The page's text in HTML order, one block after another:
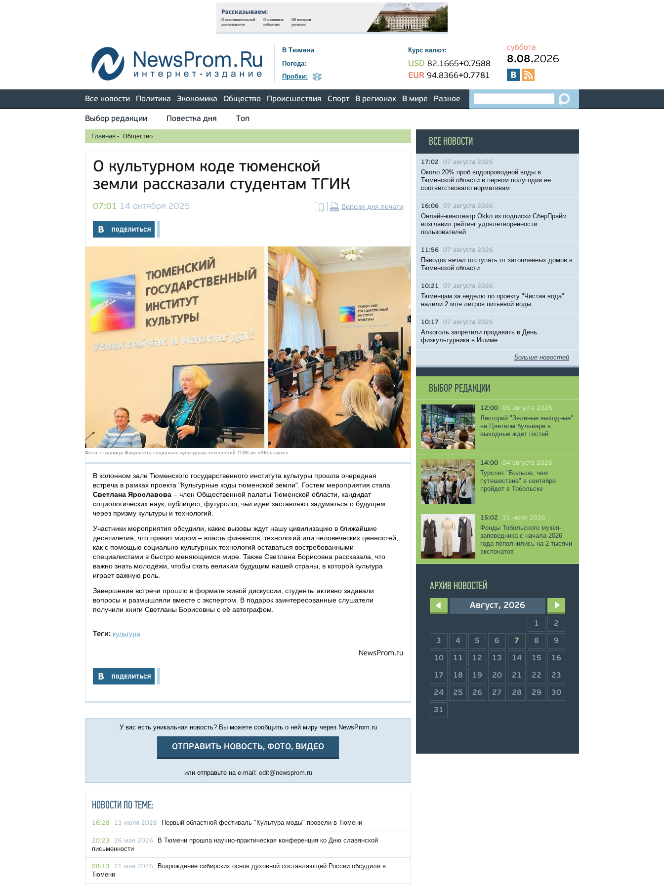
В Тюмени
Погода:
Пробки:
Курс валют:
USD 82.1665+0.7588
EUR 94.8366+0.7781
суббота
8.08.2026
Все новости Политика Экономика Общество Происшествия Спорт В регионах В мире Разное
Выбор редакции Повестка дня Топ
Главная - Общество
О культурном коде тюменской
земли рассказали студентам ТГИК
07:01 14 октября 2025 Версия для печати
Фото: страница Факультета социально-культурных технологий ТГИК во «ВКонтакте»
В колонном зале Тюменского государственного института культуры прошла очередная
встреча в рамках проекта "Культурные коды тюменской земли". Гостем мероприятия стала
Светлана Ярославова – член Общественной палаты Тюменской области, кандидат
социологических наук, публицист, футуролог, чьи идеи заставляют задуматься о будущем
через призму культуры и технологий.
Участники мероприятия обсудили, какие вызовы ждут нашу цивилизацию в ближайшие
десятилетия, что правит миром – власть финансов, технологий или человеческих ценностей,
как с помощью социально-культурных технологий оставаться востребованными
специалистами в быстро меняющемся мире. Также Светлана Борисовна рассказала, что
важно знать молодёжи, чтобы стать великим будущим нашей страны, в которой культура
играет важную роль.
Завершение встречи прошло в формате живой дискуссии, студенты активно задавали
вопросы и размышляли вместе с экспертом. В подарок заинтересованные слушатели
получили книги Светланы Борисовны с её автографом.
Теги: культура
NewsProm.ru
У вас есть уникальная новость? Вы можете сообщить о ней миру через NewsProm.ru
ОТПРАВИТЬ НОВОСТЬ, ФОТО, ВИДЕО
или отправьте на e-mail: edit@newsprom.ru
НОВОСТИ ПО ТЕМЕ:
16:28 13 июля 2026 Первый областной фестиваль "Культура моды" провели в Тюмени
20:23 26 мая 2026
В Тюмени прошла научно-практическая конференция ко Дню славянской
письменности
08:13 21 мая 2026
Возрождение сибирских основ духовной составляющей России обсудили в
Тюмени
ВСЕ НОВОСТИ
17:02 07 августа 2026
Около 20% проб водопроводной воды в
Тюменской области в первом полугодии не
соответствовало нормативам
16:06 07 августа 2026
Онлайн-кинотеатр Okko из подписки СберПрайм
возглавил рейтинг удовлетворенности
пользователей
11:56 07 августа 2026
Паводок начал отступать от затопленных домов в
Тюменской области
10:21 07 августа 2026
Тюменцам за неделю по проекту "Чистая вода"
налили 2 млн литров питьевой воды
10:17 07 августа 2026
Алкоголь запретили продавать в День
физкультурника в Ишиме
Больше новостей
ВЫБОР РЕДАКЦИИ
12:00 06 августа 2026
Лекторий "Зелёные выходные"
на Цветном бульваре в
выходные ждет гостей
14:00 04 августа 2026
Турслет "Больше, чем
путешествие" в сентябре
пройдет в Тобольске
15:02 31 июля 2026
Фонды Тобольского музея-
заповедника с начала 2026
года пополнились на 2 тысячи
экспонатов
АРХИВ НОВОСТЕЙ
Август, 2026
1 2
3 4 5 6 7 8 9
10 11 12 13 14 15 16
17 18 19 20 21 22 23
24 25 26 27 28 29 30
31